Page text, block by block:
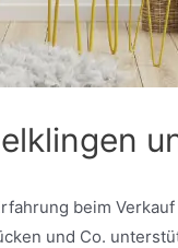
beim
und Co.